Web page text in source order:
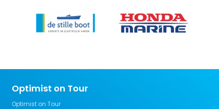
Optimist on Tour
Optimist on Tour